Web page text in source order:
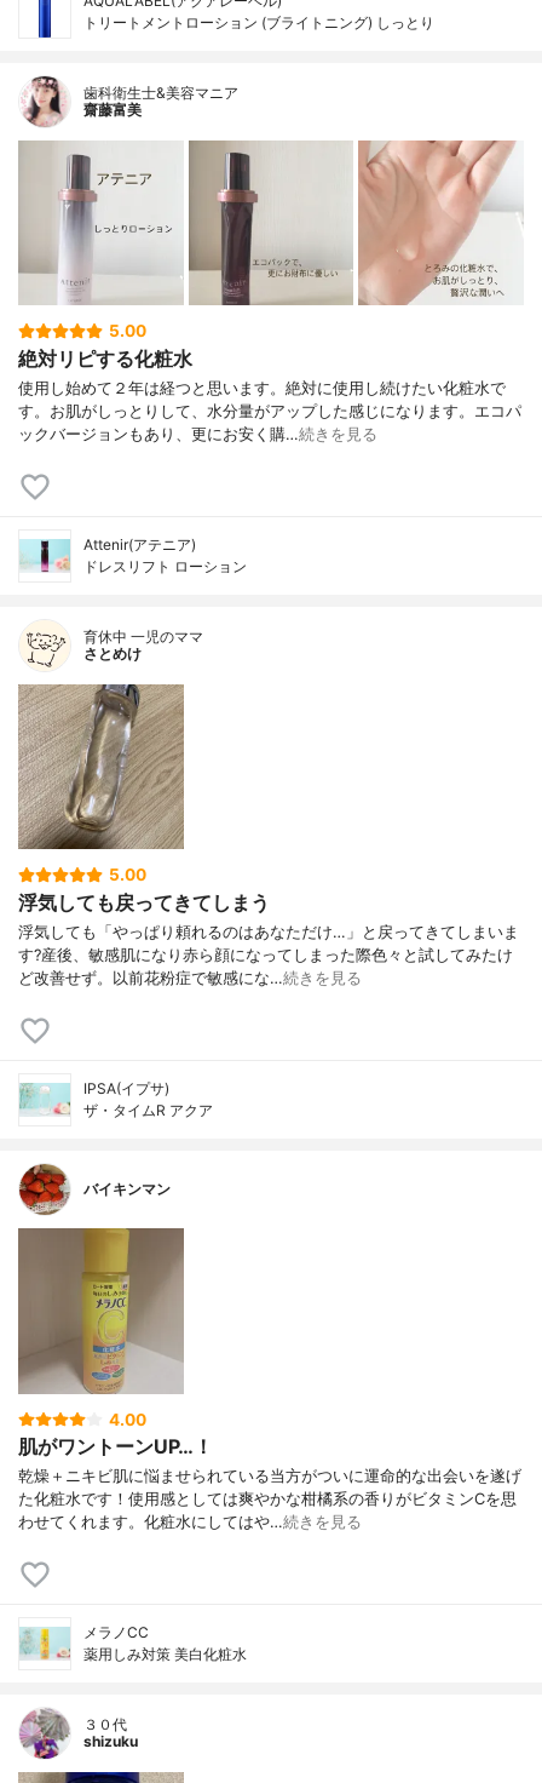
トリートメントローション (ブライトニング) しっとり
歯科衛生士&美容マニア
齋藤富美
5.00
絶対リピする化粧水
使用し始めて２年は経つと思います。絶対に使用し続けたい化粧水で
す。お肌がしっとりして、水分量がアップした感じになります。エコパ
ックバージョンもあり、更にお安く購…続きを見る
Attenir(アテニア)
ドレスリフト ローション
育休中 一児のママ
さとめけ
5.00
浮気しても戻ってきてしまう
浮気しても「やっぱり頼れるのはあなただけ…」と戻ってきてしまいま
す?産後、敏感肌になり赤ら顔になってしまった際色々と試してみたけ
ど改善せず。以前花粉症で敏感にな…続きを見る
IPSA(イプサ)
ザ・タイムR アクア
バイキンマン
4.00
肌がワントーンUP…！
乾燥＋ニキビ肌に悩ませられている当方がついに運命的な出会いを遂げ
た化粧水です！使用感としては爽やかな柑橘系の香りがビタミンCを思
わせてくれます。化粧水にしてはや…続きを見る
メラノCC
薬用しみ対策 美白化粧水
３０代
shizuku